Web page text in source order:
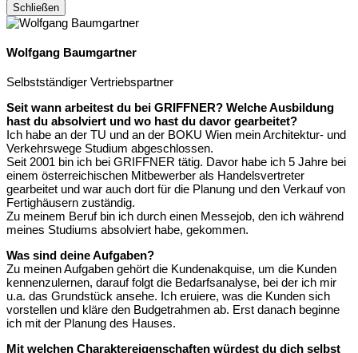
Schließen
Wolfgang Baumgartner
Selbstständiger Vertriebspartner
Seit wann arbeitest du bei GRIFFNER? Welche Ausbildung
hast du absolviert und wo hast du davor gearbeitet?
Ich habe an der TU und an der BOKU Wien mein Architektur- und
Verkehrswege Studium abgeschlossen.
Seit 2001 bin ich bei GRIFFNER tätig. Davor habe ich 5 Jahre bei
einem österreichischen Mitbewerber als Handelsvertreter
gearbeitet und war auch dort für die Planung und den Verkauf von
Fertighäusern zuständig.
Zu meinem Beruf bin ich durch einen Messejob, den ich während
meines Studiums absolviert habe, gekommen.
Was sind deine Aufgaben?
Zu meinen Aufgaben gehört die Kundenakquise, um die Kunden
kennenzulernen, darauf folgt die Bedarfsanalyse, bei der ich mir
u.a. das Grundstück ansehe. Ich eruiere, was die Kunden sich
vorstellen und kläre den Budgetrahmen ab. Erst danach beginne
ich mit der Planung des Hauses.
Mit welchen Charaktereigenschaften würdest du dich selbst